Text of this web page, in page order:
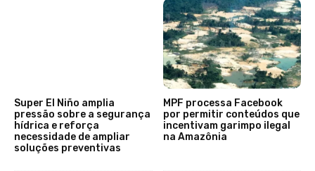
Super El Niño amplia
pressão sobre a segurança
hídrica e reforça
necessidade de ampliar
soluções preventivas
MPF processa Facebook
por permitir conteúdos que
incentivam garimpo ilegal
na Amazônia